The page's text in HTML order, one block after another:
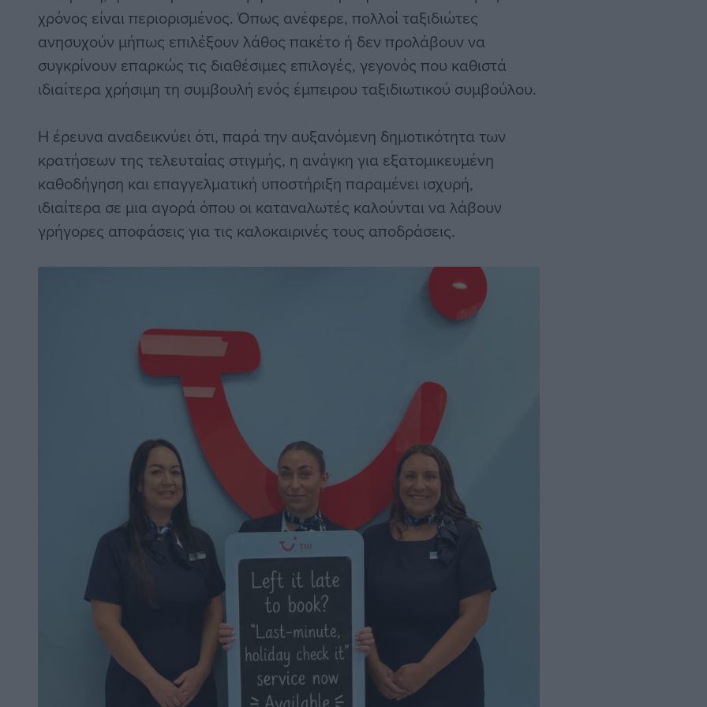
χρόνος είναι περιορισμένος. Όπως ανέφερε, πολλοί ταξιδιώτες
ανησυχούν μήπως επιλέξουν λάθος πακέτο ή δεν προλάβουν να
συγκρίνουν επαρκώς τις διαθέσιμες επιλογές, γεγονός που καθιστά
ιδιαίτερα χρήσιμη τη συμβουλή ενός έμπειρου ταξιδιωτικού συμβούλου.
Η έρευνα αναδεικνύει ότι, παρά την αυξανόμενη δημοτικότητα των
κρατήσεων της τελευταίας στιγμής, η ανάγκη για εξατομικευμένη
καθοδήγηση και επαγγελματική υποστήριξη παραμένει ισχυρή,
ιδιαίτερα σε μια αγορά όπου οι καταναλωτές καλούνται να λάβουν
γρήγορες αποφάσεις για τις καλοκαιρινές τους αποδράσεις.